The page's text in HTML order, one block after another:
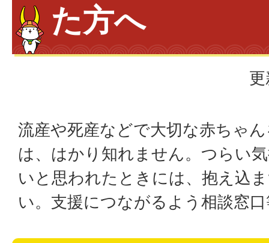
た方へ
流産や死産などで大切な赤ちゃ
は、はかり知れません。つらい
いと思われたときには、抱え込
い。支援につながるよう相談窓